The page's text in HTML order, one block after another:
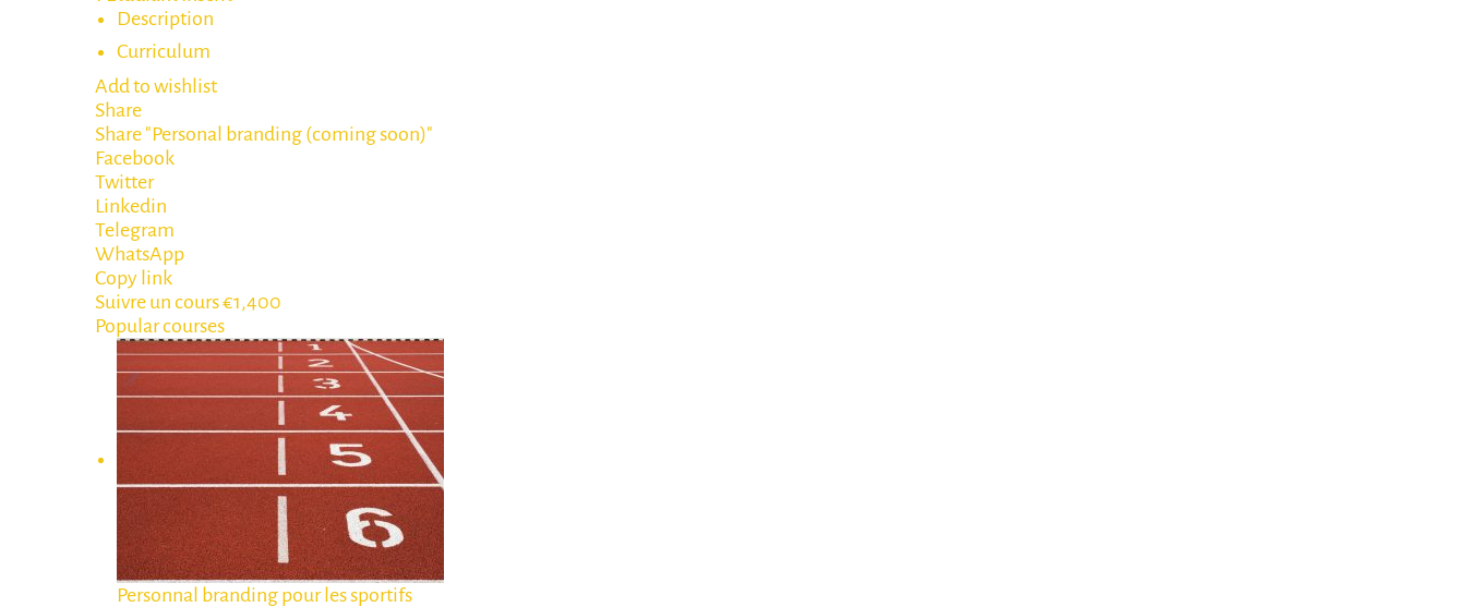
Description
Curriculum
Add to wishlist
Share
Share "Personal branding (coming soon)"
Facebook
Twitter
Linkedin
Telegram
WhatsApp
Copy link
Suivre un cours€1,400
Popular courses
Personnal branding pour les sportifs